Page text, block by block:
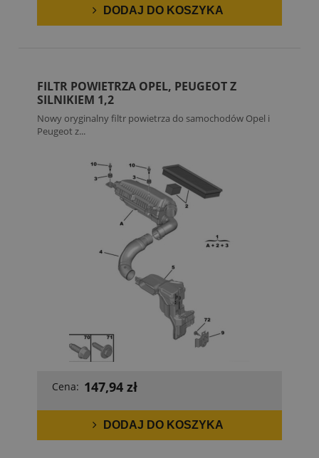
DODAJ DO KOSZYKA
FILTR POWIETRZA OPEL, PEUGEOT Z
SILNIKIEM 1,2
Nowy oryginalny filtr powietrza do samochodów Opel i
Peugeot z...
Cena: 147,94 zł
DODAJ DO KOSZYKA